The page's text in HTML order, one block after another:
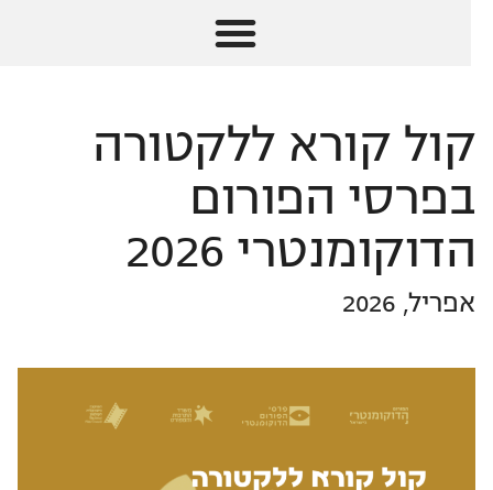
קול קורא ללקטורה
בפרסי הפורום
הדוקומנטרי 2026
אפריל, 2026